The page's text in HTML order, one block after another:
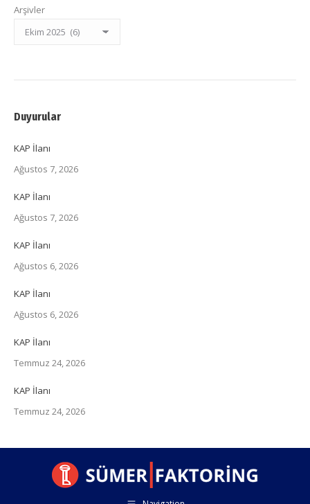
Arşivler
Duyurular
KAP İlanı
Ağustos 7, 2026
KAP İlanı
Ağustos 7, 2026
KAP İlanı
Ağustos 6, 2026
KAP İlanı
Ağustos 6, 2026
KAP İlanı
Temmuz 24, 2026
KAP İlanı
Temmuz 24, 2026